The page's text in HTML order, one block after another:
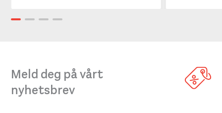
Meld deg på vårt
nyhetsbrev